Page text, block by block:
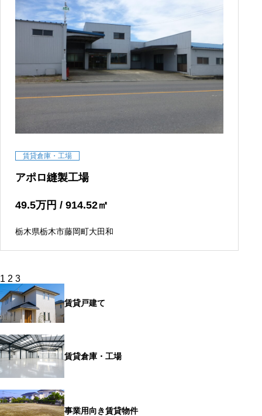
賃貸倉庫・工場
アポロ縫製工場
49.5万円 / 914.52㎡
栃木県栃木市藤岡町大田和
投
稿
の
ペ
ー
ジ
送
り
1 2 3
賃貸戸建て
賃貸倉庫・工場
事業用向き賃貸物件